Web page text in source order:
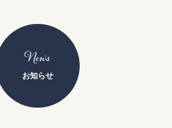
News
お知らせ